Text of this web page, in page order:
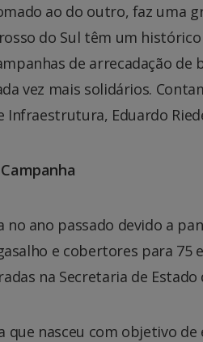
ao do outro, faz uma
do Sul têm um
de arrecadação de
vez mais solidários.
Infraestrutura, Eduardo
no ano passado devido a
e cobertores para
na Secretaria de Estado
que nasceu com objetivo